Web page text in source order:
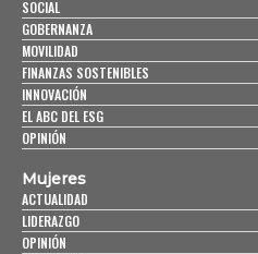
SOCIAL
GOBERNANZA
MOVILIDAD
FINANZAS SOSTENIBLES
INNOVACIÓN
EL ABC DEL ESG
OPINIÓN
Mujeres
ACTUALIDAD
LIDERAZGO
OPINIÓN